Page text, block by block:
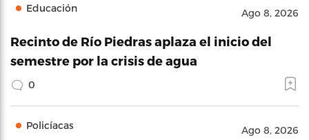
Educación Ago 8, 2026
Recinto de Río Piedras aplaza el inicio del
semestre por la crisis de agua
0
Policíacas Ago 8, 2026